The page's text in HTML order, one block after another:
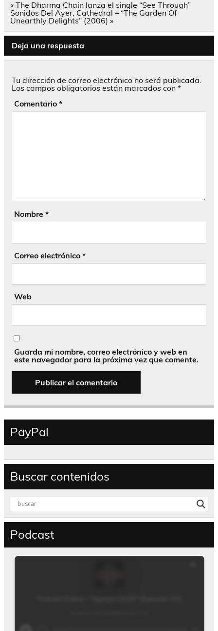
Navegación
de
entradas
« The Dharma Chain lanza el single “See Through”
Sonidos Del Ayer; Cathedral – “The Garden Of
Unearthly Delights” (2006) »
Deja una respuesta
Tu dirección de correo electrónico no será publicada.
Los campos obligatorios están marcados con *
Comentario *
Nombre *
Correo electrónico *
Web
Guarda mi nombre, correo electrónico y web en
este navegador para la próxima vez que comente.
PayPal
Buscar contenidos
Podcast